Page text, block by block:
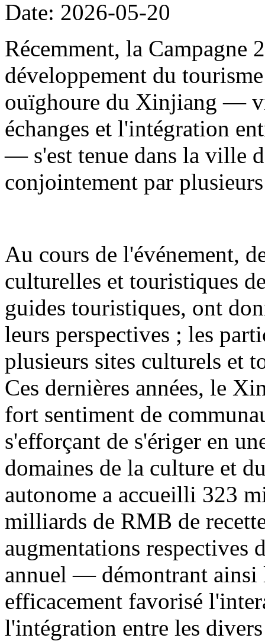
Date: 2026-05-20
Récemment, la Campagne
développement du
ouïghoure du Xinjiang —
échanges et l'intégration
— s'est tenue dans la ville
conjointement par
Au cours de l'événement,
culturelles et touristiques
guides touristiques, ont
leurs perspectives ; les
plusieurs sites culturels et
Ces dernières années, le
fort sentiment de
s'efforçant de s'ériger en
domaines de la culture et
autonome a accueilli 323
milliards de RMB de
augmentations respectives
annuel — démontrant ainsi
efficacement favorisé
l'intégration entre les